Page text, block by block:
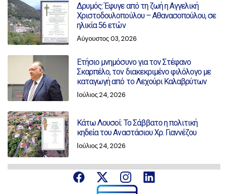
Δρυμός: Έφυγε από τη ζωή η Αγγελική
Χριστοδουλοπούλου – Αθανασοπούλου, σε
ηλικία 56 ετών
Αύγουστος 03, 2026
Ετήσιο μνημόσυνο για τον Στέφανο
Σκαρπέλο, τον διακεκριμένο φιλόλογο με
καταγωγή από το Λεχούρι Καλαβρύτων
Ιούλιος 24, 2026
Κάτω Λουσοί: Το Σάββατο η πολιτική
κηδεία του Αναστάσιου Χρ. Γιαννέζου
Ιούλιος 24, 2026